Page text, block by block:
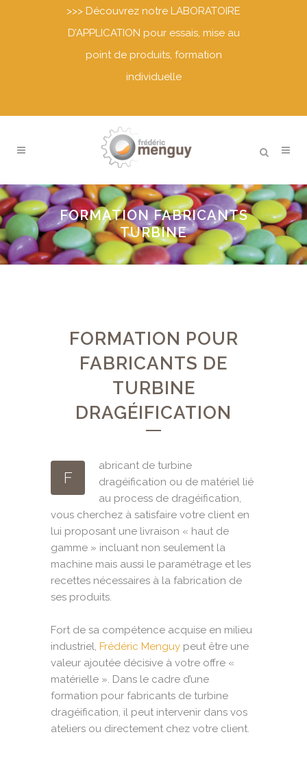
>>> Découvrez notre LABORATOIRE
D’APPLICATION pour essais, mise au
point de produits, formation
individuelle
FORMATION FABRICANTS
TURBINE
FORMATION POUR
FABRICANTS DE
TURBINE
DRAGÉIFICATION
F
abricant de turbine
dragéification ou de matériel lié
au process de dragéification,
vous cherchez à satisfaire votre client en
lui proposant une livraison « haut de
gamme » incluant non seulement la
machine mais aussi le paramétrage et les
recettes nécessaires à la fabrication de
ses produits.
Fort de sa compétence acquise en milieu
industriel, Frédéric Menguy peut être une
valeur ajoutée décisive à votre offre «
matérielle ». Dans le cadre d’une
formation pour fabricants de turbine
dragéification, il peut intervenir dans vos
ateliers ou directement chez votre client.